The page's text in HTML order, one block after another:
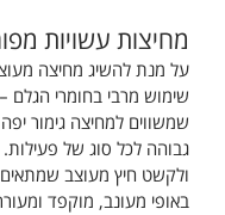
מחיצות עשויות
על מנת להשיג מחיצה
שימוש מרבי בחומרי הגלם
שמשווים למחיצה גימור
גבוהה לכל סוג של
ולקשט חיץ מעוצב
באופי מעונב, מוקפד